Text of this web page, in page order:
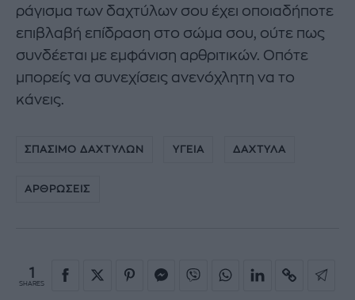
ράγισμα των δαχτύλων σου έχει οποιαδήποτε
επιβλαβή επίδραση στο σώμα σου, ούτε πως
συνδέεται με εμφάνιση αρθριτικών. Οπότε
μπορείς να συνεχίσεις ανενόχλητη να το
κάνεις.
ΣΠΑΣΙΜΟ ΔΑΧΤΥΛΩΝ ΥΓΕΙΑ ΔΑΧΤΥΛΑ
ΑΡΘΡΩΣΕΙΣ
1
SHARES